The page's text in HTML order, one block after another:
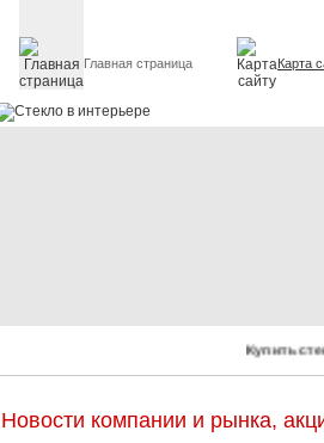
Главная страница Карта
Купить
Новости компании и рынка,